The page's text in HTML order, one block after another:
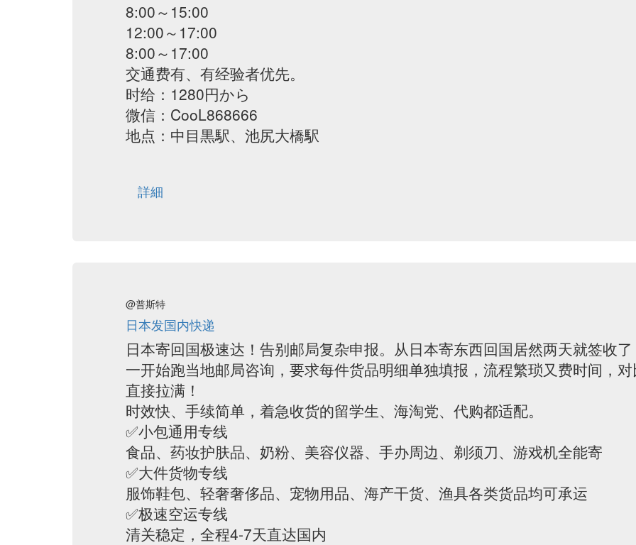
8:00～15:00
12:00～17:00
8:00～17:00
交通费有、有经验者优先。
时给：1280円から
微信：CooL868666
地点：中目黒駅、池尻大橋駅
詳細
@普斯特
日本发国内快递
日本寄回国极速达！告别邮局复杂申报。从日本寄东西回国居然两天就签收
一开始跑当地邮局咨询，要求每件货品明细单独填报，流程繁琐又费时间，
直接拉满！
时效快、手续简单，着急收货的留学生、海淘党、代购都适配。
✅小包通用专线
食品、药妆护肤品、奶粉、美容仪器、手办周边、剃须刀、游戏机全能寄
✅大件货物专线
服饰鞋包、轻奢奢侈品、宠物用品、海产干货、渔具各类货品均可承运
✅极速空运专线
清关稳定，全程4-7天直达国内